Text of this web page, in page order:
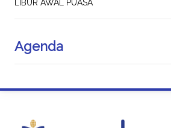
LIBUR AWAL PUASA
Agenda